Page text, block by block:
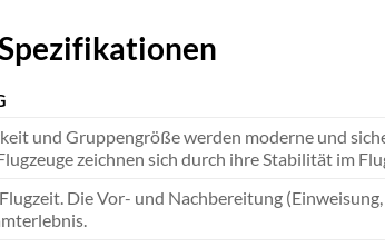
und Gruppengröße werden moderne und
zeichnen sich durch ihre Stabilität im
Die Vor- und Nachbereitung